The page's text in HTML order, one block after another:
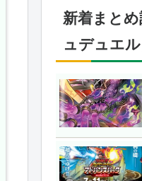
新着まと
ュデュエル